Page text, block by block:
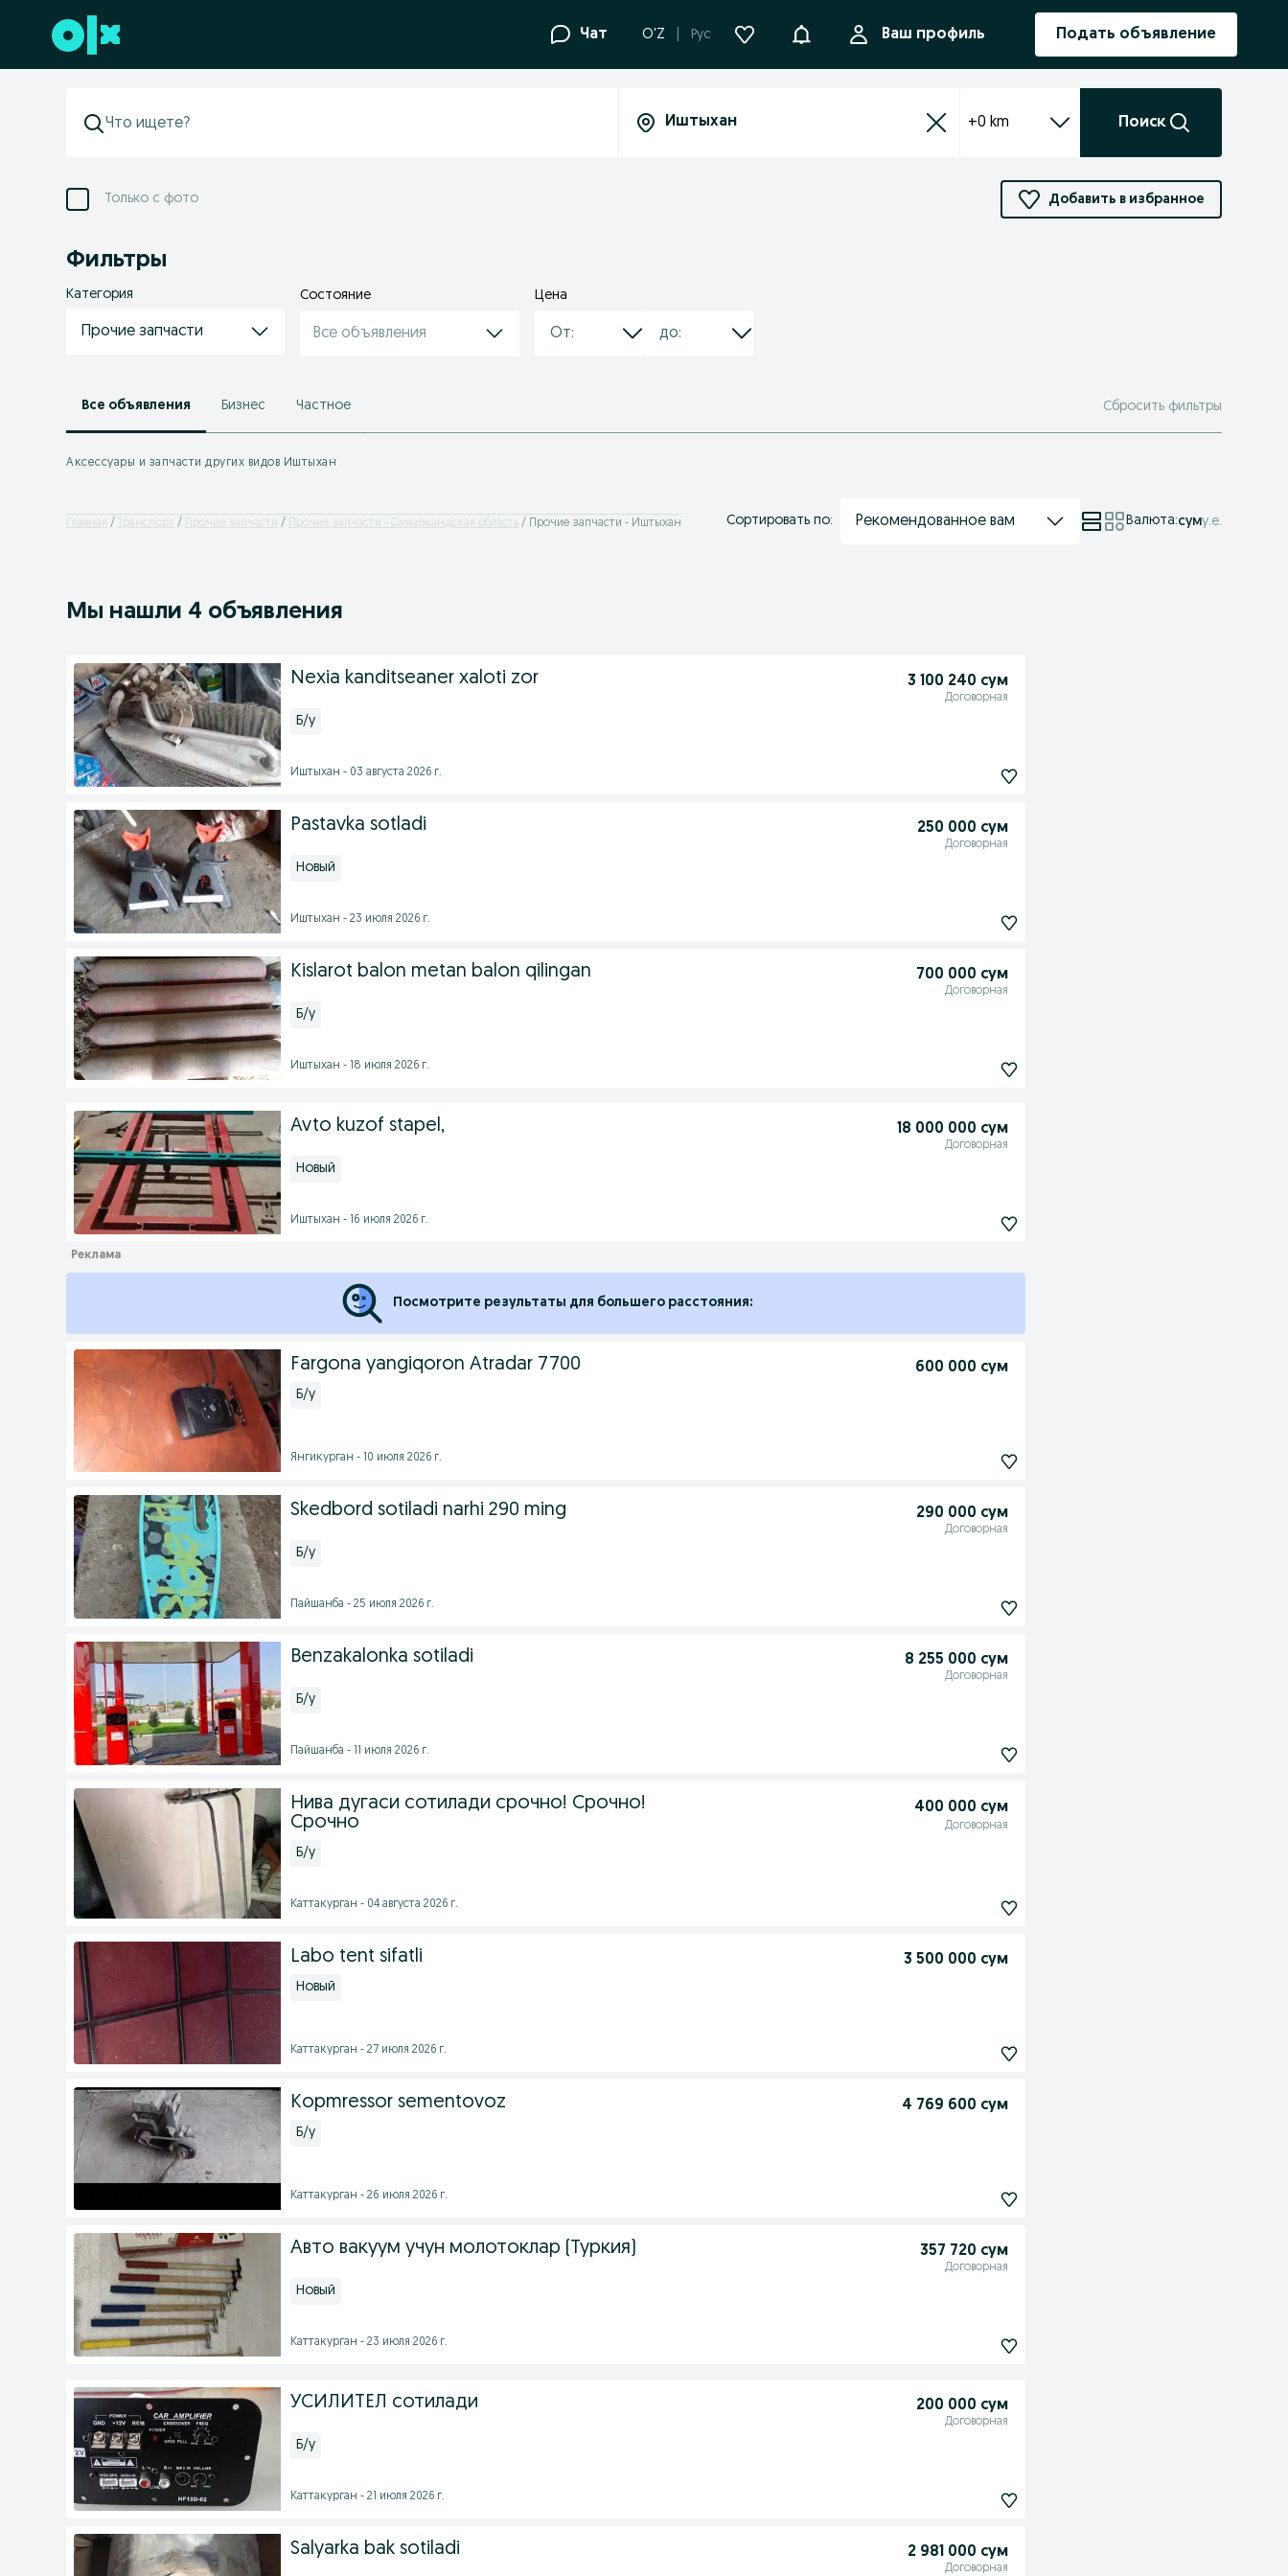
Перейти к нижнему колонтитулу Чат O'Z Рус УведомленияВаш профиль Подать объявление
+0 km Поиск
Только с фото Добавить в избранное
Фильтры
Категория
Прочие запчасти
Состояние
Все объявления
Цена
Все объявления Бизнес Частное Сбросить фильтры
Аксессуары и запчасти других видов Иштыхан
Главная Транспорт Прочие запчасти Прочие запчасти - Самаркандская область Прочие запчасти - Иштыхан Сортировать по: Рекомендованное вам Валюта:суму.е.
Мы нашли 4 объявления
Nexia kanditseaner xaloti zor 3 100 240 сум
Договорная
Б/у
Иштыхан - 03 августа 2026 г.
Pastavka sotladi 250 000 сум
Договорная
Новый
Иштыхан - 23 июля 2026 г.
Kislarot balon metan balon qilingan 700 000 сум
Договорная
Б/у
Иштыхан - 18 июля 2026 г.
Avto kuzof stapel, 18 000 000 сум
Договорная
Новый
Иштыхан - 16 июля 2026 г.
Посмотрите результаты для большего расстояния:
Fargona yangiqoron Atradar 7700 600 000 сум
Б/у
Янгикурган - 10 июля 2026 г.
Skedbord sotiladi narhi 290 ming 290 000 сум
Договорная
Б/у
Пайшанба - 25 июля 2026 г.
Benzakalonka sotiladi 8 255 000 сум
Договорная
Б/у
Пайшанба - 11 июля 2026 г.
Нива дугаси сотилади срочно! Срочно!
Срочно
400 000 сум
Договорная
Б/у
Каттакурган - 04 августа 2026 г.
Labo tent sifatli 3 500 000 сум
Новый
Каттакурган - 27 июля 2026 г.
Kopmressor sementovoz 4 769 600 сум
Б/у
Каттакурган - 26 июля 2026 г.
Авто вакуум учун молотоклар (Туркия) 357 720 сум
Договорная
Новый
Каттакурган - 23 июля 2026 г.
УСИЛИТЕЛ сотилади 200 000 сум
Договорная
Б/у
Каттакурган - 21 июля 2026 г.
Salyarka bak sotiladi 2 981 000 сум
Договорная